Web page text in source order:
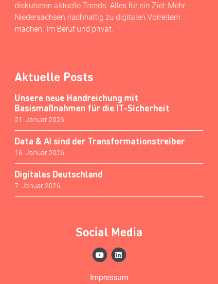
diskutieren aktuelle Trends. Alles für ein Ziel: Mehr
Niedersachsen nachhaltig zu digitalen Vorreitern
machen. Im Beruf und privat.
Aktuelle Posts
Unsere neue Handreichung mit
Basismaßnahmen für die IT-Sicherheit
21. Januar 2026
Data & AI sind der Transformationstreiber
16. Januar 2026
Digitales Deutschland
7. Januar 2026
Social Media
Impressum